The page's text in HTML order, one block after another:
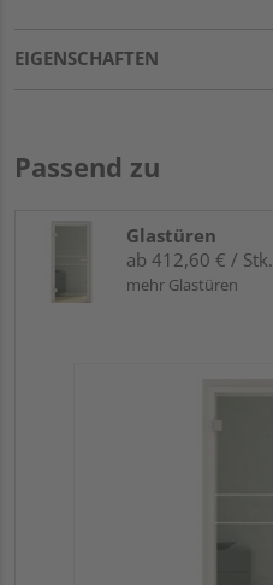
EIGENSCHAFTEN
Passend zu
Glastüren
ab 412,60 € / Stk.
mehr Glastüren